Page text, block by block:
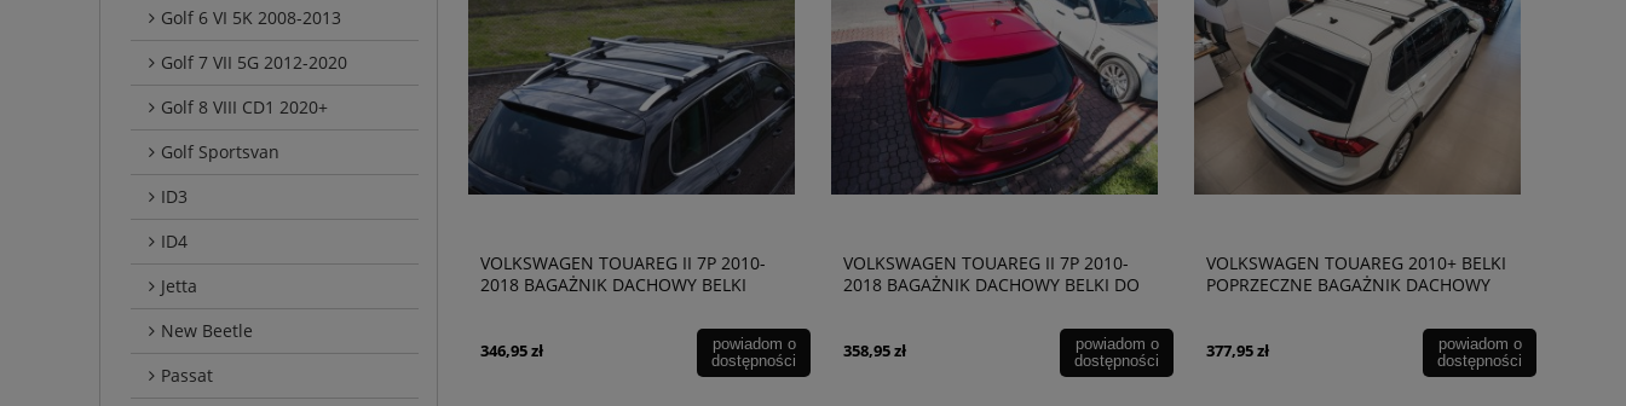
Golf 6 VI 5K 2008-2013
Golf 7 VII 5G 2012-2020
Golf 8 VIII CD1 2020+
Golf Sportsvan
ID3
ID4
Jetta
New Beetle
Passat
VOLKSWAGEN TOUAREG II 7P 2010-
2018 BAGAŻNIK DACHOWY BELKI
346,95 zł
powiadom o
dostępności
VOLKSWAGEN TOUAREG II 7P 2010-
2018 BAGAŻNIK DACHOWY BELKI DO
358,95 zł
powiadom o
dostępności
VOLKSWAGEN TOUAREG 2010+ BELKI
POPRZECZNE BAGAŻNIK DACHOWY
377,95 zł
powiadom o
dostępności